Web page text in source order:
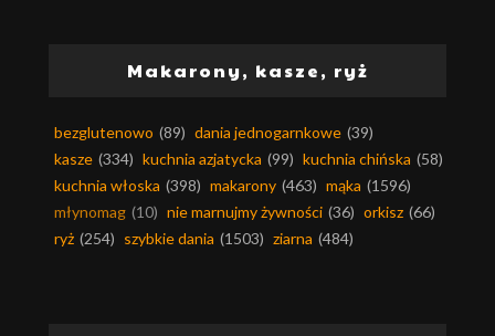
Makarony, kasze, ryż
bezglutenowo (89) dania jednogarnkowe (39)
kasze (334) kuchnia azjatycka (99) kuchnia chińska (58)
kuchnia włoska (398) makarony (463) mąka (1596)
młynomag (10) nie marnujmy żywności (36) orkisz (66)
ryż (254) szybkie dania (1503) ziarna (484)